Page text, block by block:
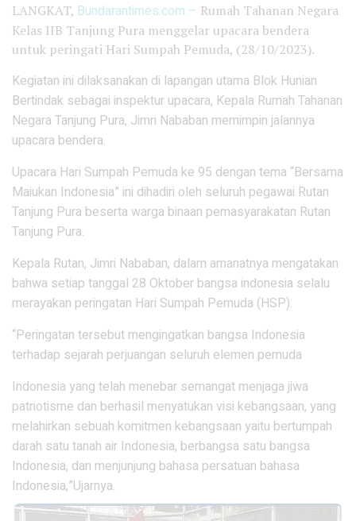
LANGKAT, Bundarantimes.com – Rumah Tahanan Negara
Kelas IIB Tanjung Pura menggelar upacara bendera
untuk peringati Hari Sumpah Pemuda, (28/10/2023).
Kegiatan ini dilaksanakan di lapangan utama Blok Hunian
Bertindak sebagai inspektur upacara, Kepala Rumah Tahanan
Negara Tanjung Pura, Jimri Nababan memimpin jalannya
upacara bendera.
Upacara Hari Sumpah Pemuda ke 95 dengan tema “Bersama
Maiukan Indonesia” ini dihadiri oleh seluruh pegawai Rutan
Tanjung Pura beserta warga binaan pemasyarakatan Rutan
Tanjung Pura.
Kepala Rutan, Jimri Nababan, dalam amanatnya mengatakan
bahwa setiap tanggal 28 Oktober bangsa indonesia selalu
merayakan peringatan Hari Sumpah Pemuda (HSP).
“Peringatan tersebut mengingatkan bangsa Indonesia
terhadap sejarah perjuangan seluruh elemen pemuda
Indonesia yang telah menebar semangat menjaga jiwa
patriotisme dan berhasil menyatukan visi kebangsaan, yang
melahirkan sebuah komitmen kebangsaan yaitu bertumpah
darah satu tanah air Indonesia, berbangsa satu bangsa
Indonesia, dan menjunjung bahasa persatuan bahasa
Indonesia,”Ujarnya.